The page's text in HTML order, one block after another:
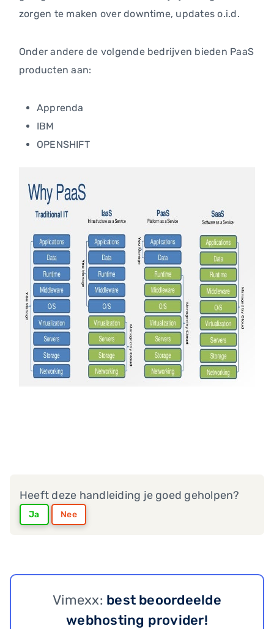
zorgen te maken over downtime, updates o.i.d.
Onder andere de volgende bedrijven bieden PaaS
producten aan:
Apprenda
IBM
OPENSHIFT
Heeft deze handleiding je goed geholpen?
Ja Nee
Vimexx: best beoordeelde
webhosting provider!